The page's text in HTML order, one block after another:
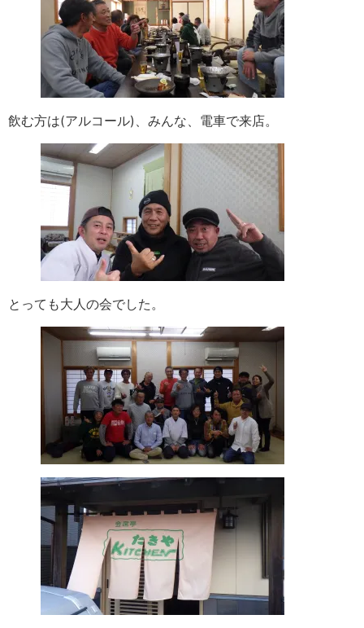
飲む方は(アルコール)、みんな、電車で来店。
とっても大人の会でした。